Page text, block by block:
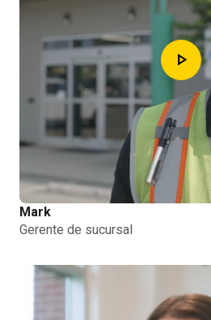
play_arrow
Mark
Gerente de sucursal